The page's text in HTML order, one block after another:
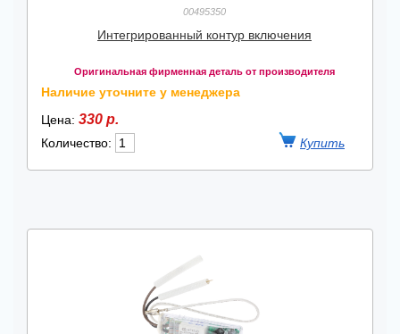
00495350
Интегрированный контур включения
Оригинальная фирменная деталь от производителя
Наличие уточните у менеджера
Цена: 330 р.
Количество: